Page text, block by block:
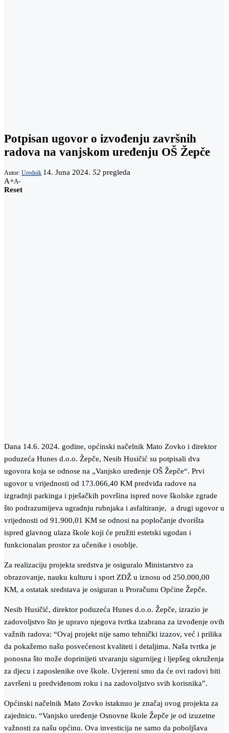
Potpisan ugovor o izvođenju završnih
radova na vanjskom uređenju OŠ Žepče
Autor: Urednik 14. Juna 2024. 52 pregleda
A+A-
Reset
Dana 14.6. 2024. godine, općinski načelnik Mato Zovko i direktor
poduzeća Hunes d.o.o. Žepče, Nesib Husičić su potpisali dva
ugovora koja se odnose na „Vanjsko uređenje OŠ Žepče“. Prvi
ugovor u vrijednosti od 173.066,40 KM predviđa radove na
izgradnji parkinga i pješačkih površina ispred nove školske zgrade
što podrazumijeva ugradnju rubnjaka i asfaltiranje, a drugi ugovor u
vrijednosti od 91.900,01 KM se odnosi na popločanje dvorišta
ispred glavnog ulaza škole koji će pružiti estetski ugodan i
funkcionalan prostor za učenike i osoblje.
Za realizaciju projekta sredstva je osiguralo Ministarstvo za
obrazovanje, nauku kulturu i sport ZDŽ u iznosu od 250.000,00
KM, a ostatak sredstava je osiguran u Proračunu Općine Žepče.
Nesib Husičić, direktor poduzeća Hunes d.o.o. Žepče, izrazio je
zadovoljstvo što je upravo njegova tvrtka izabrana za izvođenje ovih
važnih radova: “Ovaj projekt nije samo tehnički izazov, već i prilika
da pokažemo našu posvećenost kvaliteti i detaljima. Naša tvrtka je
ponosna što može doprinijeti stvaranju sigurnijeg i ljepšeg okruženja
za djecu i zaposlenike ove škole. Uvjereni smo da će ovi radovi biti
završeni u predviđenom roku i na zadovoljstvo svih korisnika”.
Općinski načelnik Mato Zovko istaknuo je značaj ovog projekta za
zajednicu. “Vanjsko uređenje Osnovne škole Žepče je od izuzetne
važnosti za našu općinu. Ova investicija ne samo da poboljšava